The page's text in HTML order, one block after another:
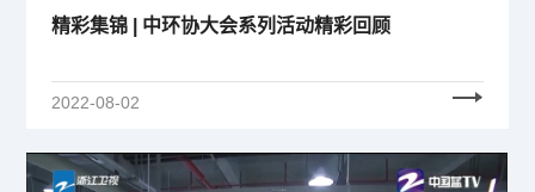
精彩集锦 | 中环协大会系列活动精彩回顾
2022-08-02